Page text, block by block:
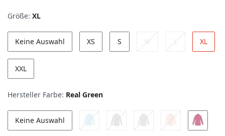
Größe: XL
Keine Auswahl XS S M L XL
XXL
Hersteller Farbe: Real Green
Keine Auswahl